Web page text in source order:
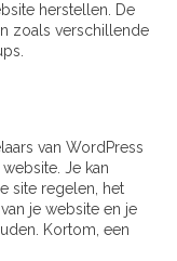
herstellen. De
zoals verschillende
van WordPress
Je kan
site regelen, het
je website en je
Kortom, een